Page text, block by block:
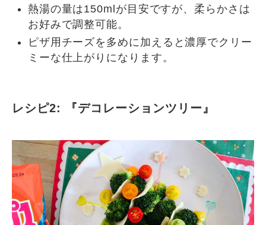
熱湯の量は150mlが目安ですが、柔らかさは
お好みで調整可能。
ピザ用チーズを多めに加えると濃厚でクリー
ミーな仕上がりになります。
レシピ2: 『デコレーションツリー』